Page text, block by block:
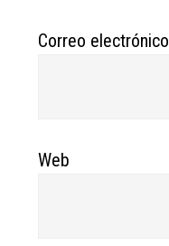
Correo electrónico
Web